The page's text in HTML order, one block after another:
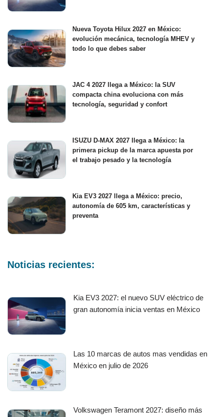
Nueva Toyota Hilux 2027 en México:
evolución mecánica, tecnología MHEV y
todo lo que debes saber
JAC 4 2027 llega a México: la SUV
compacta china evoluciona con más
tecnología, seguridad y confort
ISUZU D-MAX 2027 llega a México: la
primera pickup de la marca apuesta por
el trabajo pesado y la tecnología
Kia EV3 2027 llega a México: precio,
autonomía de 605 km, características y
preventa
Noticias recientes:
Kia EV3 2027: el nuevo SUV eléctrico de
gran autonomía inicia ventas en México
Las 10 marcas de autos mas vendidas en
México en julio de 2026
Volkswagen Teramont 2027: diseño más